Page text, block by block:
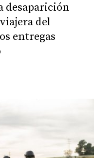
desaparición
del
entregas